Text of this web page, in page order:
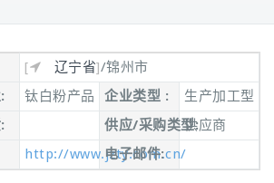
[ 辽宁省]/锦州市
钛白粉产品 企业类型 :
生产加工型
供应/采购类型:供应商
http://www.jzty.com.cn/
电子邮件: